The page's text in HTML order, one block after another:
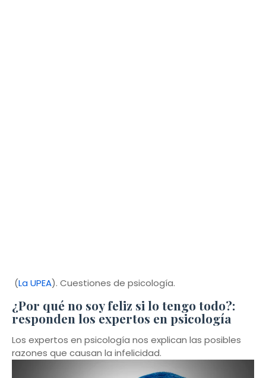
(La UPEA). Cuestiones de psicología.
¿Por qué no soy feliz si lo tengo todo?:
responden los expertos en psicología
Los expertos en psicología nos explican las posibles
razones que causan la infelicidad.